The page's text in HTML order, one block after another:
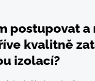
postupovat a
kvalitně
izolací?